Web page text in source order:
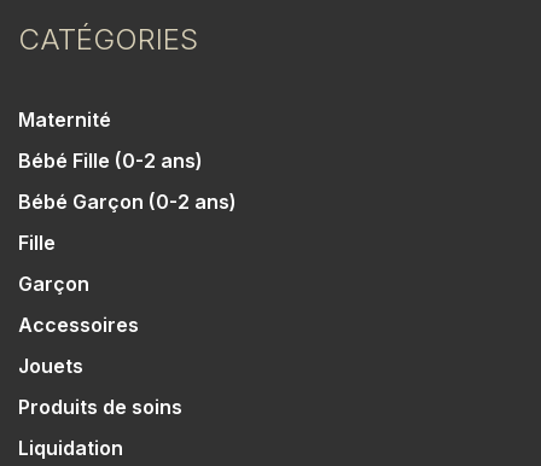
CATÉGORIES
Maternité
Bébé Fille (0-2 ans)
Bébé Garçon (0-2 ans)
Fille
Garçon
Accessoires
Jouets
Produits de soins
Liquidation